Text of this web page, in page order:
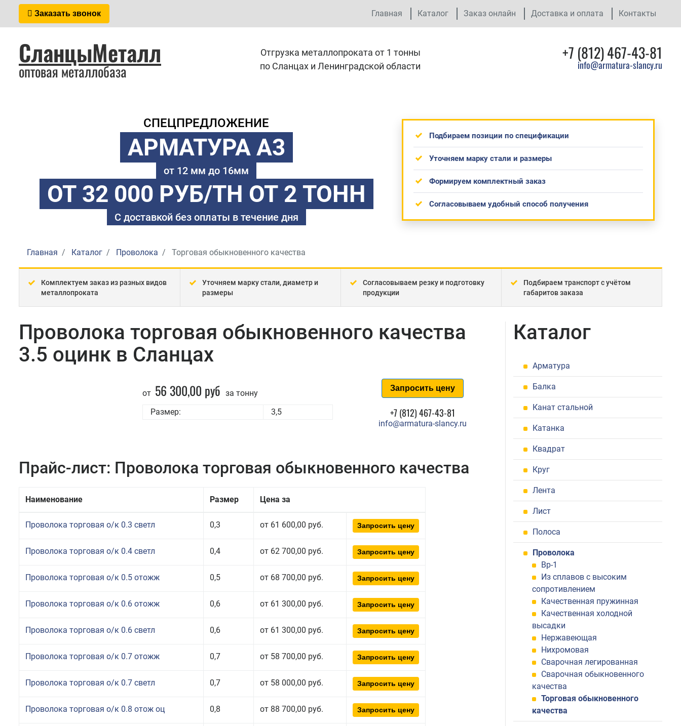
Заказать звонок Главная Каталог Заказ онлайн Доставка и оплата Контакты
СланцыМеталл
оптовая металлобаза
Отгрузка металлопроката от 1 тонны
по Сланцах и Ленинградской области
+7 (812) 467-43-81
info@armatura-slancy.ru
СПЕЦПРЕДЛОЖЕНИЕ
АРМАТУРА А3
от 12 мм до 16мм
ОТ 32 000 РУБ/ТН ОТ 2 ТОНН
С доставкой без оплаты в течение дня
Подбираем позиции по спецификации
Уточняем марку стали и размеры
Формируем комплектный заказ
Согласовываем удобный способ получения
Главная Каталог Проволока Торговая обыкновенного качества
Комплектуем заказ из разных видов
металлопроката
Уточняем марку стали, диаметр и
размеры
Согласовываем резку и подготовку
продукции
Подбираем транспорт с учётом
габаритов заказа
Проволока торговая обыкновенного качества
3.5 оцинк в Сланцах
от 56 300,00 руб за тонну
Размер:
3,5
Запросить цену
+7 (812) 467-43-81
info@armatura-slancy.ru
Прайс-лист: Проволока торговая обыкновенного качества
Наименование Размер Цена за
Проволока торговая о/к 0.3 светл 0,3 от 61 600,00 руб. Запросить цену
Проволока торговая о/к 0.4 светл 0,4 от 62 700,00 руб. Запросить цену
Проволока торговая о/к 0.5 отожж 0,5 от 68 700,00 руб. Запросить цену
Проволока торговая о/к 0.6 отожж 0,6 от 61 300,00 руб. Запросить цену
Проволока торговая о/к 0.6 светл 0,6 от 61 300,00 руб. Запросить цену
Проволока торговая о/к 0.7 отожж 0,7 от 58 700,00 руб. Запросить цену
Проволока торговая о/к 0.7 светл 0,7 от 58 000,00 руб. Запросить цену
Проволока торговая о/к 0.8 отож оц 0,8 от 88 700,00 руб. Запросить цену
Каталог
Арматура
Балка
Канат стальной
Катанка
Квадрат
Круг
Лента
Лист
Полоса
Проволока
Вр-1
Из сплавов с высоким
сопротивлением
Качественная пружинная
Качественная холодной
высадки
Нержавеющая
Нихромовая
Сварочная легированная
Сварочная обыкновенного
качества
Торговая обыкновенного
качества